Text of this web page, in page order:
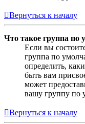
Вернуться к началу
Что такое группа по
Если вы
группа по
определить,
быть вам
может
вашу группу по
Вернуться к началу